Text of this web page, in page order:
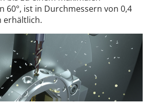
60°, ist in Durchmessern von 0,4
erhältlich.